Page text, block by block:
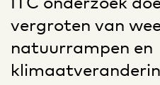
vergroten van
natuurrampen en